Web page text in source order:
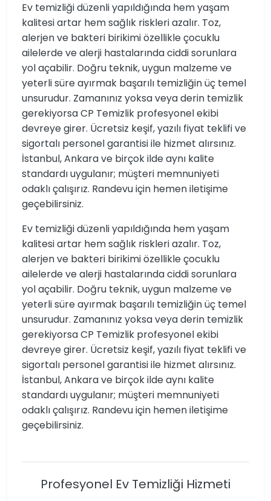
Ev temizliği düzenli yapıldığında hem yaşam
kalitesi artar hem sağlık riskleri azalır. Toz,
alerjen ve bakteri birikimi özellikle çocuklu
ailelerde ve alerji hastalarında ciddi sorunlara
yol açabilir. Doğru teknik, uygun malzeme ve
yeterli süre ayırmak başarılı temizliğin üç temel
unsurudur. Zamanınız yoksa veya derin temizlik
gerekiyorsa CP Temizlik profesyonel ekibi
devreye girer. Ücretsiz keşif, yazılı fiyat teklifi ve
sigortalı personel garantisi ile hizmet alırsınız.
İstanbul, Ankara ve birçok ilde aynı kalite
standardı uygulanır; müşteri memnuniyeti
odaklı çalışırız. Randevu için hemen iletişime
geçebilirsiniz.
Ev temizliği düzenli yapıldığında hem yaşam
kalitesi artar hem sağlık riskleri azalır. Toz,
alerjen ve bakteri birikimi özellikle çocuklu
ailelerde ve alerji hastalarında ciddi sorunlara
yol açabilir. Doğru teknik, uygun malzeme ve
yeterli süre ayırmak başarılı temizliğin üç temel
unsurudur. Zamanınız yoksa veya derin temizlik
gerekiyorsa CP Temizlik profesyonel ekibi
devreye girer. Ücretsiz keşif, yazılı fiyat teklifi ve
sigortalı personel garantisi ile hizmet alırsınız.
İstanbul, Ankara ve birçok ilde aynı kalite
standardı uygulanır; müşteri memnuniyeti
odaklı çalışırız. Randevu için hemen iletişime
geçebilirsiniz.
Profesyonel Ev Temizliği Hizmeti